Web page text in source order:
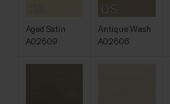
Aged Satin
A02609
QS
Antique Wash
A02606